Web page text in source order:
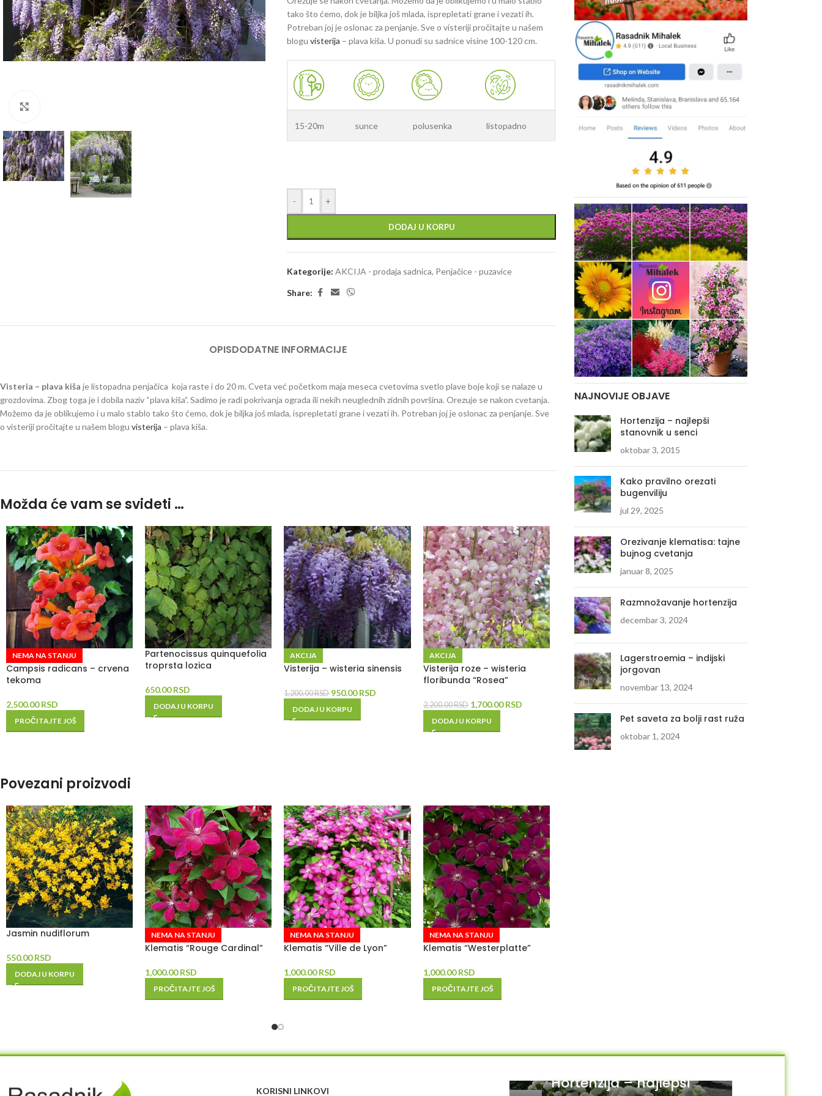
tako što ćemo, dok je biljka još mlada, isprepletati grane i vezati ih.
Potreban joj je oslonac za penjanje. Sve o visteriji pročitajte u našem
bloguvisterija – plava kiša. U ponudi su sadnice visine 100-120 cm.
15-20m sunce polusenka listopadno
- +
DODAJ U KORPU
Kategorije: AKCIJA - prodaja sadnica, Penjačice - puzavice
Share:
OPISDODATNE INFORMACIJE
Visteria – plava kiša je listopadna penjačica koja raste i do 20 m. Cveta već početkom maja meseca cvetovima svetlo plave boje koji se nalaze u
grozdovima. Zbog toga je i dobila naziv “plava kiša”. Sadimo je radi pokrivanja ograda ili nekih neuglednih zidnih površina. Orezuje se nakon cvetanja.
Možemo da je oblikujemo i u malo stablo tako što ćemo, dok je biljka još mlada, isprepletati grane i vezati ih. Potreban joj je oslonac za penjanje. Sve
o visteriji pročitajte u našem blogu visterija – plava kiša.
Možda će vam se svideti …
NEMA NA STANJU
Campsis radicans – crvena
tekoma
2,500.00RSD
PROČITAJTE JOŠ
Partenocissus quinquefolia
troprsta lozica
650.00RSD
DODAJ U KORPU
AKCIJA
Visterija – wisteria sinensis
1,200.00RSD 950.00RSD
DODAJ U KORPU
AKCIJA
Visterija roze – wisteria
floribunda “Rosea”
2,200.00RSD 1,700.00RSD
DODAJ U KORPU
Povezani proizvodi
Jasmin nudiflorum
550.00RSD
DODAJ U KORPU
NEMA NA STANJU
Klematis “Rouge Cardinal”
1,000.00RSD
PROČITAJTE JOŠ
NEMA NA STANJU
Klematis “Ville de Lyon”
1,000.00RSD
PROČITAJTE JOŠ
NEMA NA STANJU
Klematis “Westerplatte”
1,000.00RSD
PROČITAJTE JOŠ
NAJNOVIJE OBJAVE
Hortenzija – najlepši
stanovnik u senci
oktobar 3, 2015
Kako pravilno orezati
bugenviliju
jul 29, 2025
Orezivanje klematisa: tajne
bujnog cvetanja
januar 8, 2025
Razmnožavanje hortenzija
decembar 3, 2024
Lagerstroemia – indijski
jorgovan
novembar 13, 2024
Pet saveta za bolji rast ruža
oktobar 1, 2024
KORISNI LINKOVI
Hortenzija – najlepši